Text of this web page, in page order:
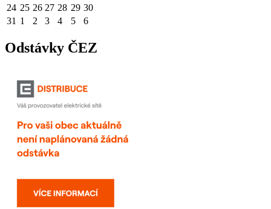
24 25 26 27 28 29 30
31 1 2 3 4 5 6
Odstávky ČEZ